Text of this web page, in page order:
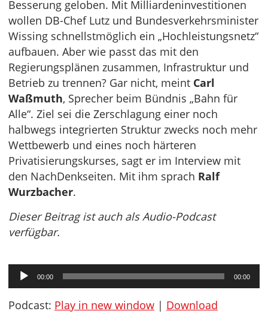
Besserung geloben. Mit Milliardeninvestitionen
wollen DB-Chef Lutz und Bundesverkehrsminister
Wissing schnellstmöglich ein „Hochleistungsnetz“
aufbauen. Aber wie passt das mit den
Regierungsplänen zusammen, Infrastruktur und
Betrieb zu trennen? Gar nicht, meint Carl
Waßmuth, Sprecher beim Bündnis „Bahn für
Alle“. Ziel sei die Zerschlagung einer noch
halbwegs integrierten Struktur zwecks noch mehr
Wettbewerb und eines noch härteren
Privatisierungskurses, sagt er im Interview mit
den NachDenkseiten. Mit ihm sprach Ralf
Wurzbacher.
Dieser Beitrag ist auch als Audio-Podcast
verfügbar.
Audio-
Player
00:00 00:00
Podcast: Play in new window | Download